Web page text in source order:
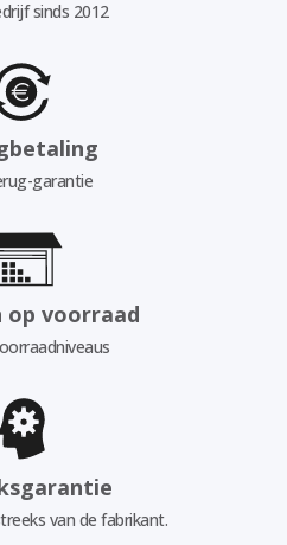
sinds 2012
garantie
voorraad
van de fabrikant.